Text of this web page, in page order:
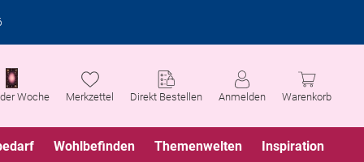
Woche Merkzettel Direkt Bestellen Anmelden Warenkorb
Wohlbefinden Themenwelten Inspiration